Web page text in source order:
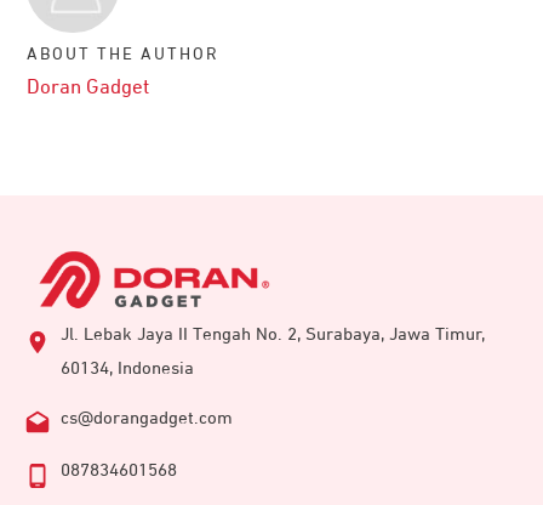
ABOUT THE AUTHOR
Doran Gadget
Jl. Lebak Jaya II Tengah No. 2, Surabaya, Jawa Timur,
60134, Indonesia
cs@dorangadget.com
087834601568